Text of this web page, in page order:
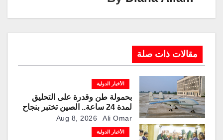
مقالات ذات صلة
الأخبار الدولية
بحمولة طن وقدرة على التحليق
لمدة 24 ساعة.. الصين تختبر بنجاح
مسيّرة “TP200”
Aug 8, 2026 Ali Omar
الأخبار الدولية